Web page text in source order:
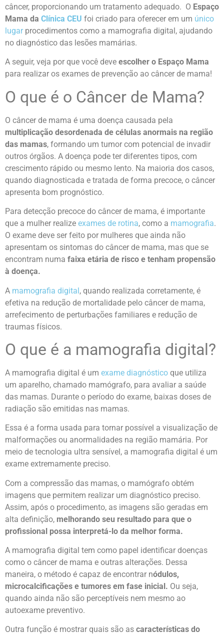
câncer, proporcionando um tratamento adequado. O Espaço
Mama da Clínica CEU foi criado para oferecer em um único
lugarprocedimentos como a mamografia digital, ajudando
no diagnóstico das lesões mamárias.
A seguir, veja por que você deve escolher o Espaço Mama
para realizar os exames de prevenção ao câncer de mama!
O que é o Câncer de Mama?
O câncer de mama é uma doença causada pela
multiplicação desordenada de células anormais na região
das mamas, formando um tumor com potencial de invadir
outros órgãos. A doença pode ter diferentes tipos, com
crescimento rápido ou mesmo lento. Na maioria dos casos,
quando diagnosticada e tratada de forma precoce, o câncer
apresenta bom prognóstico.
Para detecção precoce do câncer de mama, é importante
que a mulher realize exames de rotina, como a mamografia.
O exame deve ser feito por mulheres que ainda não
apresentam os sintomas do câncer de mama, mas que se
encontram numa faixa etária de risco e tenham propensão
à doença.
A mamografia digital, quando realizada corretamente, é
efetiva na redução de mortalidade pelo câncer de mama,
arrefecimento de perturbações familiares e redução de
traumas físicos.
O que é a mamografia digital?
A mamografia digital é um exame diagnóstico que utiliza
um aparelho, chamado mamógrafo, para avaliar a saúde
das mamas. Durante o período do exame, baixas doses de
radiação são emitidas nas mamas.
Essa é a forma usada para tornar possível a visualização de
malformações ou anormalidades na região mamária. Por
meio de tecnologia ultra sensível, a mamografia digital é um
exame extremamente preciso.
Com a compressão das mamas, o mamógrafo obtém
imagens que permitem realizar um diagnóstico preciso.
Assim, após o procedimento, as imagens são geradas em
alta definição, melhorando seu resultado para que o
profissional possa interpretá-lo da melhor forma.
A mamografia digital tem como papel identificar doenças
como o câncer de mama e outras alterações. Dessa
maneira, o método é capaz de encontrar nódulos,
microcalcificações e tumores em fase inicial. Ou seja,
quando ainda não são perceptíveis nem mesmo ao
autoexame preventivo.
Outra função é mostrar quais são as características do